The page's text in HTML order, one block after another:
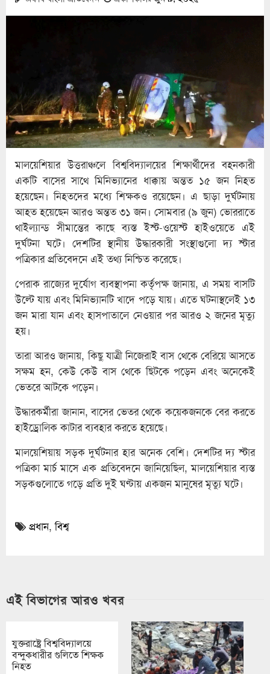
মালয়েশিয়ার উত্তরাঞ্চলে বিশ্ববিদ্যালয়ের শিক্ষার্থীদের বহনকারী
একটি বাসের সাথে মিনিভ্যানের ধাক্কায় অন্তত ১৫ জন নিহত
হয়েছেন। নিহতদের মধ্যে শিক্ষকও রয়েছেন। এ ছাড়া দুর্ঘটনায়
আহত হয়েছেন আরও অন্তত ৩১ জন। সোমবার (৯ জুন) ভোররাতে
থাইল্যান্ড সীমান্তের কাছে ব্যস্ত ইস্ট-ওয়েস্ট হাইওয়েতে এই
দুর্ঘটনা ঘটে। দেশটির স্থানীয় উদ্ধারকারী সংস্থাগুলো দ্য স্টার
পত্রিকার প্রতিবেদনে এই তথ্য নিশ্চিত করেছে।
পেরাক রাজ্যের দুর্যোগ ব্যবস্থাপনা কর্তৃপক্ষ জানায়, এ সময় বাসটি
উল্টে যায় এবং মিনিভ্যানটি খাদে পড়ে যায়। এতে ঘটনাস্থলেই ১৩
জন মারা যান এবং হাসপাতালে নেওয়ার পর আরও ২ জনের মৃত্যু
হয়।
তারা আরও জানায়, কিছু যাত্রী নিজেরাই বাস থেকে বেরিয়ে আসতে
সক্ষম হন, কেউ কেউ বাস থেকে ছিটকে পড়েন এবং অনেকেই
ভেতরে আটকে পড়েন।
উদ্ধারকর্মীরা জানান, বাসের ভেতর থেকে কয়েকজনকে বের করতে
হাইড্রোলিক কাটার ব্যবহার করতে হয়েছে।
মালয়েশিয়ায় সড়ক দুর্ঘটনার হার অনেক বেশি। দেশটির দ্য স্টার
পত্রিকা মার্চ মাসে এক প্রতিবেদনে জানিয়েছিল, মালয়েশিয়ার ব্যস্ত
সড়কগুলোতে গড়ে প্রতি দুই ঘণ্টায় একজন মানুষের মৃত্যু ঘটে।
প্রধান,বিশ্ব
এই বিভাগের আরও খবর
যুক্তরাষ্ট্রে বিশ্ববিদ্যালয়ে
বন্দুকধারীর গুলিতে শিক্ষক
নিহত